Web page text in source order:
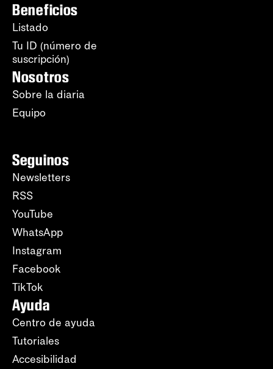
Beneficios
Listado
Tu ID (número de
suscripción)
Nosotros
Sobre la diaria
Equipo
Seguinos
Newsletters
RSS
YouTube
WhatsApp
Instagram
Facebook
TikTok
Ayuda
Centro de ayuda
Tutoriales
Accesibilidad